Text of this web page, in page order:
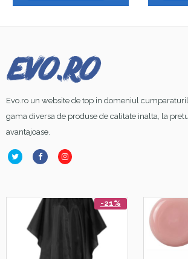
Evo.ro un website de top in domeniul
gama diversa de produse de calitate inalta, la
avantajoase.
-21%